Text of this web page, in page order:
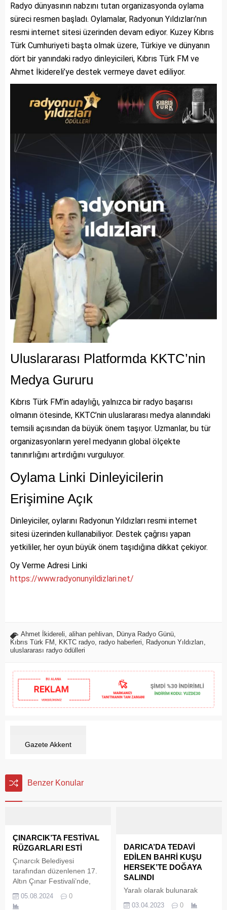
Radyo dünyasının nabzını tutan organizasyonda oylama
süreci resmen başladı. Oylamalar, Radyonun Yıldızları’nın
resmi internet sitesi üzerinden devam ediyor. Kuzey Kıbrıs
Türk Cumhuriyeti başta olmak üzere, Türkiye ve dünyanın
dört bir yanındaki radyo dinleyicileri, Kıbrıs Türk FM ve
Ahmet İkidereli’ye destek vermeye davet ediliyor.
Uluslararası Platformda KKTC’nin
Medya Gururu
Kıbrıs Türk FM’in adaylığı, yalnızca bir radyo başarısı
olmanın ötesinde, KKTC’nin uluslararası medya alanındaki
temsili açısından da büyük önem taşıyor. Uzmanlar, bu tür
organizasyonların yerel medyanın global ölçekte
tanınırlığını artırdığını vurguluyor.
Oylama Linki Dinleyicilerin
Erişimine Açık
Dinleyiciler, oylarını Radyonun Yıldızları resmi internet
sitesi üzerinden kullanabiliyor. Destek çağrısı yapan
yetkililer, her oyun büyük önem taşıdığına dikkat çekiyor.
Oy Verme Adresi Linki
https://www.radyonunyildizlari.net/
Ahmet İkidereli alihan pehlivan Dünya Radyo Günü
Kıbrıs Türk FM
KKTC radyo radyo haberleri Radyonun Yıldızları
uluslararası radyo ödülleri
Gazete Akkent
Benzer Konular
ÇINARCIK’TA FESTİVAL
RÜZGARLARI ESTİ
Çınarcık Belediyesi
tarafından düzenlenen 17.
Altın Çınar Festivali’nde,
sanatçıları Çınarcık
05.08.2024 0
DARICA’DA TEDAVİ
EDİLEN BAHRİ KUŞU
HERSEK’TE DOĞAYA
SALINDI
Yaralı olarak bulunarak
03.04.2023 0